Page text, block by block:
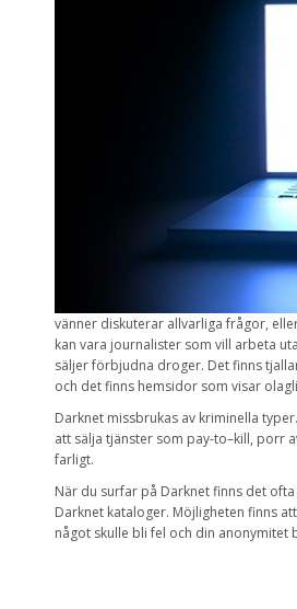
vänner diskuterar allvarliga frågor,
kan vara journalister som vill arbeta
säljerförbjudna droger. Det finns
och detfinns hemsidor som visar
Darknet missbrukas av kriminella typer.
att sälja tjänster som pay-to–kill, porr
farligt.
När du surfar på Darknetfinns det ofta
Darknet kataloger. Möjligheten finns att
något skulle bli fel och din anonymitet